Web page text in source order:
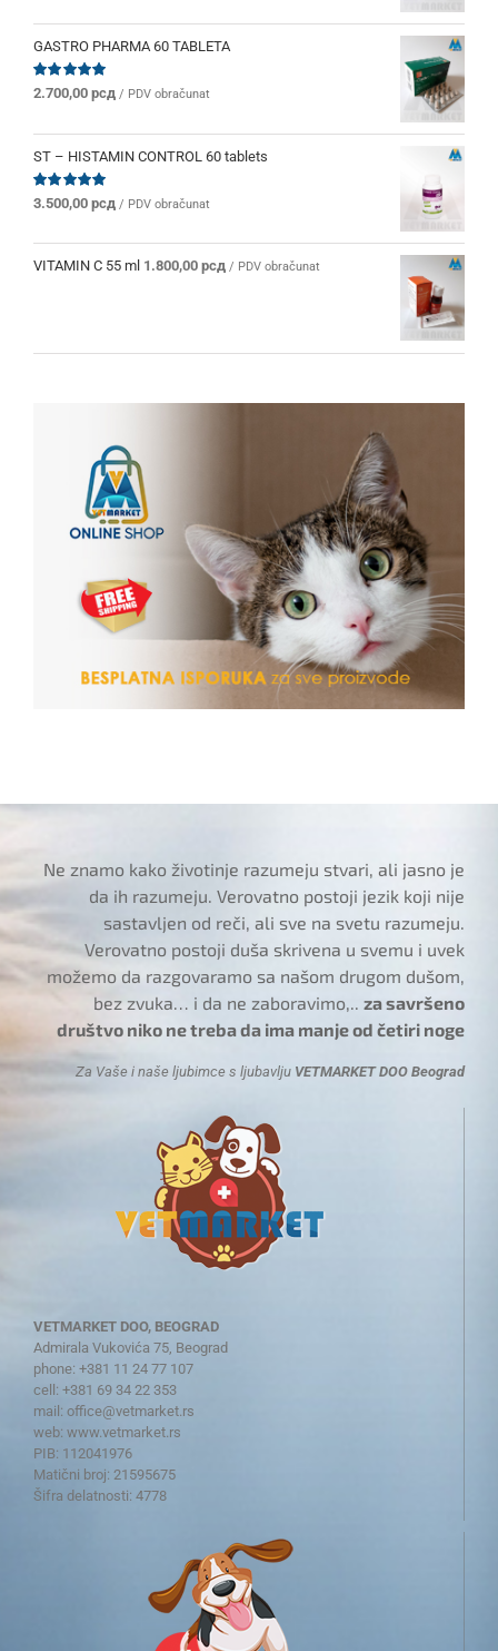
je
bila:
je:
2.280,00 рсд.
GASTRO PHARMA 60 TABLETA
Ocenjeno
od 5
2.700,00 рсд / PDV obračunat
ST – HISTAMIN CONTROL 60 tablets
Ocenjeno
od 5
3.500,00 рсд / PDV obračunat
VITAMIN C 55 ml 1.800,00 рсд / PDV obračunat
Ne znamo kako životinje razumeju stvari, ali jasno je
da ih razumeju. Verovatno postoji jezik koji nije
sastavljen od reči, ali sve na svetu razumeju.
Verovatno postoji duša skrivena u svemu i uvek
možemo da razgovaramo sa našom drugom dušom,
bez zvuka… i da ne zaboravimo,..za savršeno
društvo niko ne treba da ima manje od četiri noge
Za Vaše i naše ljubimce s ljubavlju VETMARKET DOO Beograd
VETMARKET DOO, BEOGRAD
Admirala Vukovića 75, Beograd
phone: +381 11 24 77 107
cell: +381 69 34 22 353
mail: office@vetmarket.rs
web: www.vetmarket.rs
PIB: 112041976
Matični broj: 21595675
Šifra delatnosti: 4778